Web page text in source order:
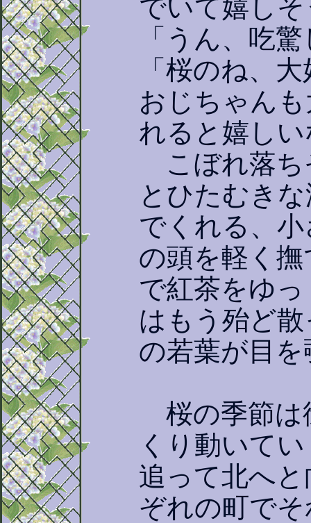
でいて嬉し
「うん、吃
「桜のね、
おじちゃん
れると嬉し
こぼれ落ち
とひたむき
でくれる、
の頭を軽く
で紅茶をゆ
はもう殆ど
の若葉が目
桜の季節は
くり動いて
追って北へ
ぞれの町で